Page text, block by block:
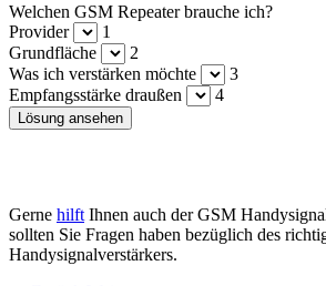
Welchen GSM Repeater brauche ich?
Provider
1
Grundfläche
2
Was ich verstärken möchte
3
Empfangsstärke draußen
4
Lösung ansehen
Gerne hilft Ihnen auch der GSM
sollten Sie Fragen haben bezüglich des
Handysignalverstärkers.